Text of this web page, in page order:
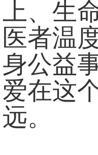
上、生
医者温
身公益
爱在这
远。